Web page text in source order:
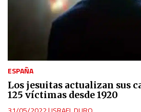
ESPAÑA
Los jesuitas actualizan sus
125 víctimas desde 1920